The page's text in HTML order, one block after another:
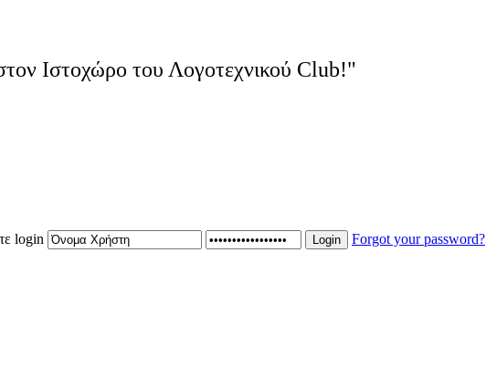
Ιστοχώρο του Λογοτεχνικού Club!"
login Login Forgot your password?